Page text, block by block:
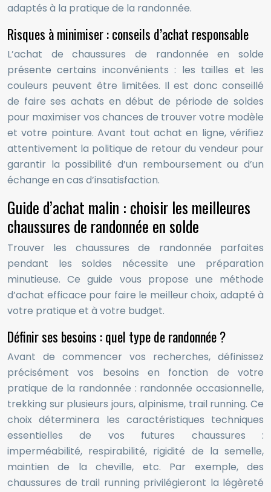
adaptés à la pratique de la randonnée.
Risques à minimiser : conseils d’achat responsable
L’achat de chaussures de randonnée en solde
présente certains inconvénients : les tailles et les
couleurs peuvent être limitées. Il est donc conseillé
de faire ses achats en début de période de soldes
pour maximiser vos chances de trouver votre modèle
et votre pointure. Avant tout achat en ligne, vérifiez
attentivement la politique de retour du vendeur pour
garantir la possibilité d’un remboursement ou d’un
échange en cas d’insatisfaction.
Guide d’achat malin : choisir les meilleures
chaussures de randonnée en solde
Trouver les chaussures de randonnée parfaites
pendant les soldes nécessite une préparation
minutieuse. Ce guide vous propose une méthode
d’achat efficace pour faire le meilleur choix, adapté à
votre pratique et à votre budget.
Définir ses besoins : quel type de randonnée ?
Avant de commencer vos recherches, définissez
précisément vos besoins en fonction de votre
pratique de la randonnée : randonnée occasionnelle,
trekking sur plusieurs jours, alpinisme, trail running. Ce
choix déterminera les caractéristiques techniques
essentielles de vos futures chaussures :
imperméabilité, respirabilité, rigidité de la semelle,
maintien de la cheville, etc. Par exemple, des
chaussures de trail running privilégieront la légèreté